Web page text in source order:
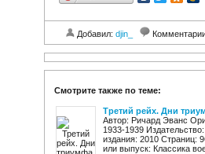
Добавил: djin_
Смотрите также по теме:
Третий рейх. Дни
Автор: Ричард Эванс
1933-1939
издания: 2010 Страниц:
или выпуск: Классика